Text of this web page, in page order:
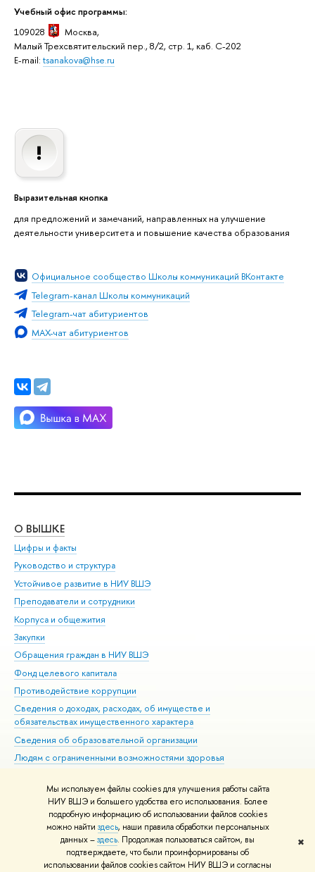
Мы используем файлы cookies для улучшения работы сайта
НИУ ВШЭ и большего удобства его использования. Более
подробную информацию об использовании файлов cookies
можно найти здесь, наши правила обработки персональных
данных –здесь. Продолжая пользоваться сайтом, вы
подтверждаете, что были проинформированы об
использовании файлов cookies сайтом НИУ ВШЭ и согласны
✖
Учебный офис программы:
109028
Москва,
Малый Трехсвятительский пер., 8/2, стр. 1, каб. C-202
E-mail: tsanakova@hse.ru
Выразительная кнопка
для предложений и замечаний, направленных на улучшение
деятельности университета и повышение качества образования
Официальное сообщество Школы коммуникаций ВКонтакте
Telegram-канал Школы коммуникаций
Telegram-чат абитуриентов
MAX-чат абитуриентов
О ВЫШКЕ
Цифры и факты
Руководство и структура
Устойчивое развитие в НИУ ВШЭ
Преподаватели и сотрудники
Корпуса и общежития
Закупки
Обращения граждан в НИУ ВШЭ
Фонд целевого капитала
Противодействие коррупции
Сведения о доходах, расходах, об имуществе и
обязательствах имущественного характера
Сведения об образовательной организации
Людям с ограниченными возможностями здоровья
Работа в Вышке
© НИУ ВШЭ 1993–2026 Адреса и контакты Условия использования